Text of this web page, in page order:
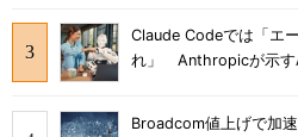
Claude Codeでは「エ
れ」 Anthropicが示す
Broadcom値上げで加